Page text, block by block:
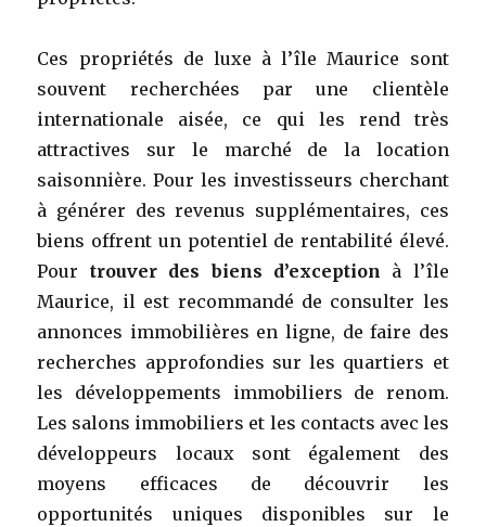
Ces propriétés de luxe à l’île Maurice sont
souvent recherchées par une clientèle
internationale aisée, ce qui les rend très
attractives sur le marché de la location
saisonnière. Pour les investisseurs cherchant
à générer des revenus supplémentaires, ces
biens offrent un potentiel de rentabilité élevé.
Pour trouver des biens d’exception à l’île
Maurice, il est recommandé de consulter les
annonces immobilières en ligne, de faire des
recherches approfondies sur les quartiers et
les développements immobiliers de renom.
Les salons immobiliers et les contacts avec les
développeurs locaux sont également des
moyens efficaces de découvrir les
opportunités uniques disponibles sur le